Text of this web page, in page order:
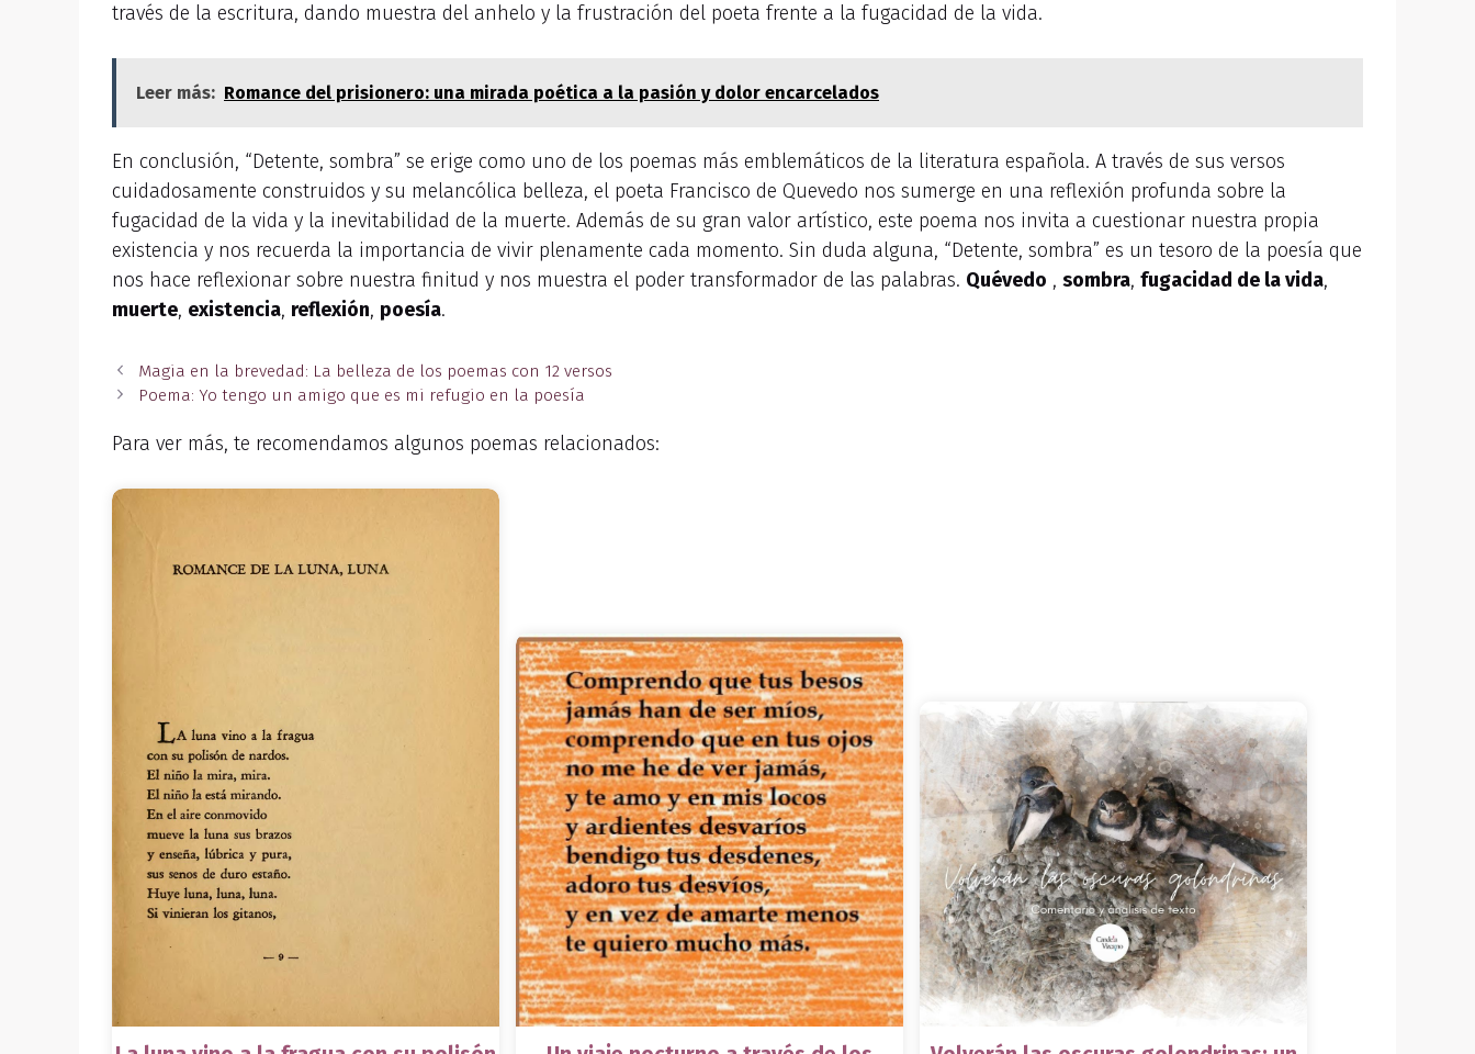
través de la escritura, dando muestra del anhelo y la frustración del poeta frente a la fugacidad de la vida.
Leer más: Romance del prisionero: una mirada poética a la pasión y dolor encarcelados
En conclusión, “Detente, sombra” se erige como uno de los poemas más emblemáticos de la literatura española. A través de sus versos
cuidadosamente construidos y su melancólica belleza, el poeta Francisco de Quevedo nos sumerge en una reflexión profunda sobre la
fugacidad de la vida y la inevitabilidad de la muerte. Además de su gran valor artístico, este poema nos invita a cuestionar nuestra propia
existencia y nos recuerda la importancia de vivir plenamente cada momento. Sin duda alguna, “Detente, sombra” es un tesoro de la poesía que
nos hace reflexionar sobre nuestra finitud y nos muestra el poder transformador de las palabras. Quévedo , sombra, fugacidad de la vida,
muerte, existencia, reflexión, poesía.
Magia en la brevedad: La belleza de los poemas con 12 versos
Poema: Yo tengo un amigo que es mi refugio en la poesía
Para ver más, te recomendamos algunos poemas relacionados: